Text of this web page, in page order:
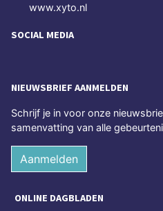
www.xyto.nl
SOCIAL MEDIA
NIEUWSBRIEF AANMELDEN
Schrijf je in voor onze
samenvatting van alle
Aanmelden
ONLINE DAGBLADEN